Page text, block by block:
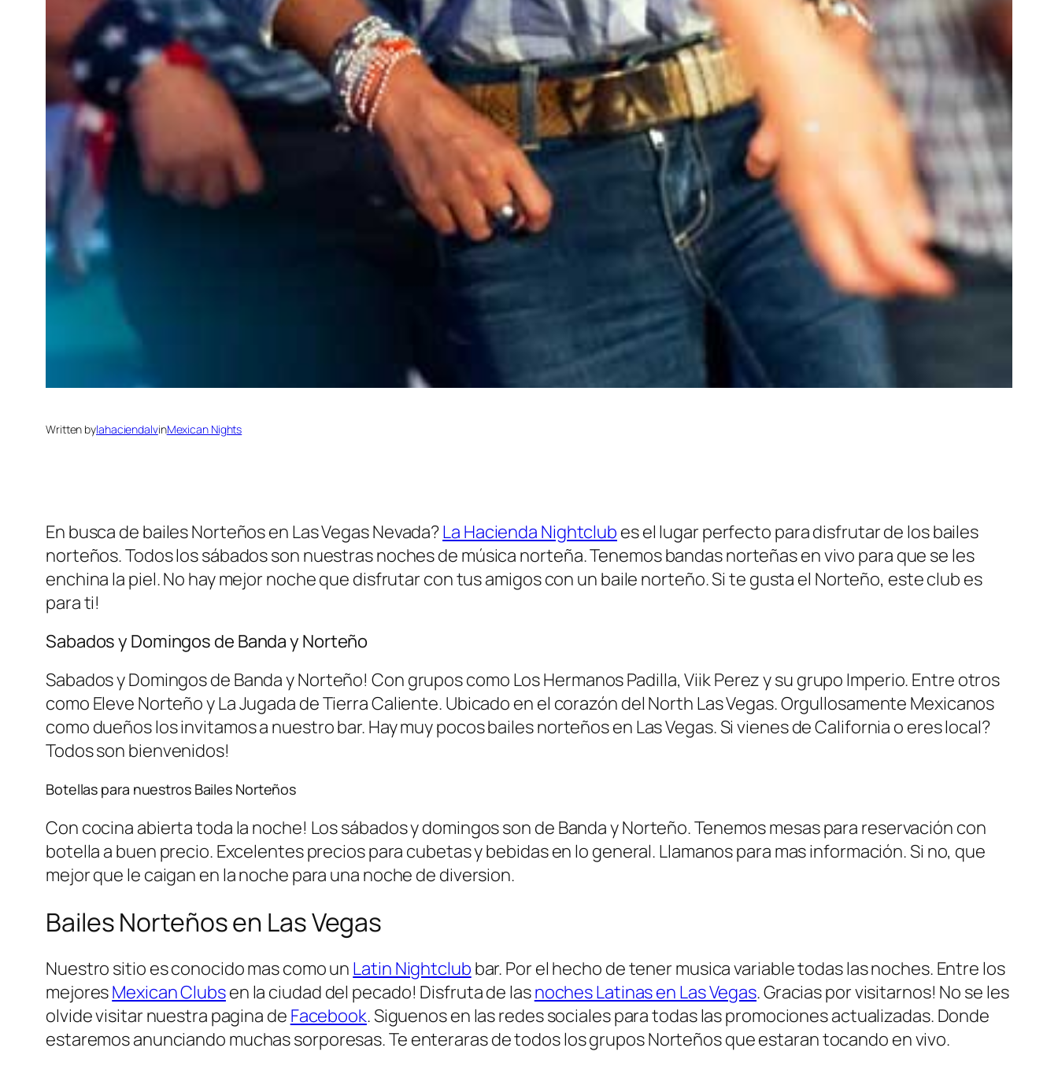
Written bylahaciendalvinMexican Nights
En busca de bailes Norteños en Las Vegas Nevada?La Hacienda Nightclub es el lugar perfecto para disfrutar de los bailes
norteños. Todos los sábados son nuestras noches de música norteña. Tenemos bandas norteñas en vivo para que se les
enchina la piel. No hay mejor noche que disfrutar con tus amigos con un baile norteño. Si te gusta el Norteño, este club es
para ti!
Sabados y Domingos de Banda y Norteño
Sabados y Domingos de Banda y Norteño! Con grupos como Los Hermanos Padilla, Viik Perez y su grupo Imperio. Entre otros
como Eleve Norteño y La Jugada de Tierra Caliente. Ubicado en el corazón del North Las Vegas. Orgullosamente Mexicanos
como dueños los invitamos a nuestro bar. Hay muy pocos bailes norteños en Las Vegas. Si vienes de California o eres local?
Todos son bienvenidos!
Botellas para nuestros Bailes Norteños
Con cocina abierta toda la noche! Los sábados y domingos son de Banda y Norteño. Tenemos mesas para reservación con
botella a buen precio. Excelentes precios para cubetas y bebidas en lo general. Llamanos para mas información. Si no, que
mejor que le caigan en la noche para una noche de diversion.
Bailes Norteños en Las Vegas
Nuestro sitio es conocido mas como un Latin Nightclub bar. Por el hecho de tener musica variable todas las noches. Entre los
mejoresMexican Clubsen la ciudad del pecado! Disfruta de lasnoches Latinas en Las Vegas. Gracias por visitarnos! No se les
olvide visitar nuestra pagina de Facebook. Siguenos en las redes sociales para todas las promociones actualizadas. Donde
estaremos anunciando muchas sorporesas. Te enteraras de todos los grupos Norteños que estaran tocando en vivo.